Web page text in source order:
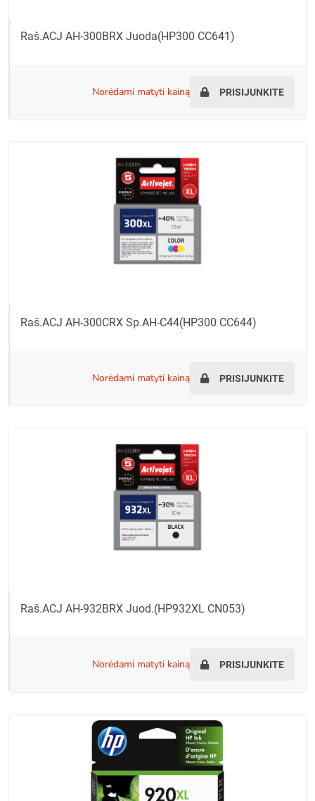
Raš.ACJ AH-300BRX Juoda(HP300 CC641)
norėdami matyti kainą PRISIJUNKITE
Raš.ACJ AH-300CRX Sp.AH-C44(HP300 CC644)
norėdami matyti kainą PRISIJUNKITE
Raš.ACJ AH-932BRX Juod.(HP932XL CN053)
norėdami matyti kainą PRISIJUNKITE